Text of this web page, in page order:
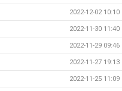
2022-12-02 10:10
2022-11-30 11:40
2022-11-29 09:46
2022-11-27 19:13
2022-11-25 11:09